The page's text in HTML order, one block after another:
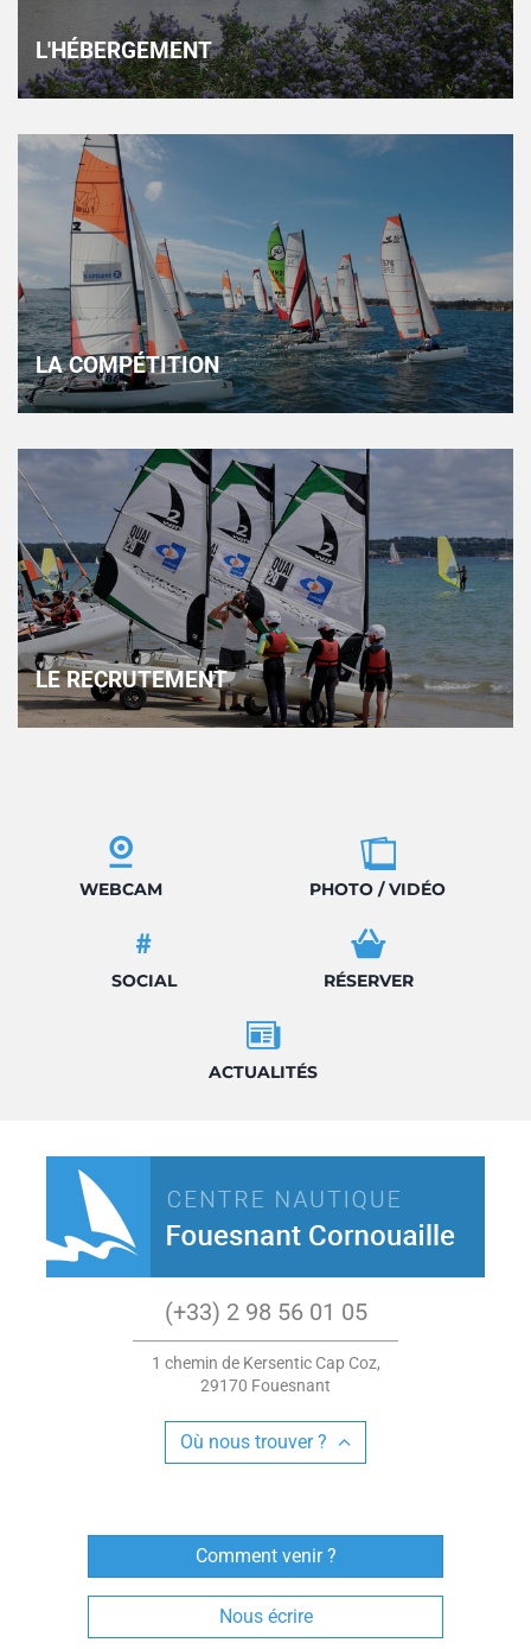
L'HÉBERGEMENT
LA COMPÉTITION
LE RECRUTEMENT
WEBCAM PHOTO / VIDÉO
SOCIAL RÉSERVER
ACTUALITÉS
1 chemin de Kersentic Cap Coz,
29170 Fouesnant
(+33) 2 98 56 01 05
Où nous trouver ?
Comment venir ?
Nous écrire